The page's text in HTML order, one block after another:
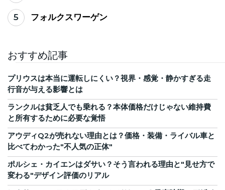
5 フォルクスワーゲン
おすすめ記事
プリウスは本当に運転しにくい？視界・感覚・静かすぎる走
行音が与える影響とは
ランクルは貧乏人でも乗れる？本体価格だけじゃない維持費
と所有するために必要な覚悟
アウディQ2が売れない理由とは？価格・装備・ライバル車と
比べてわかった"不人気の正体"
ポルシェ・カイエンはダサい？そう言われる理由と"見せ方で
変わる"デザイン評価のリアル